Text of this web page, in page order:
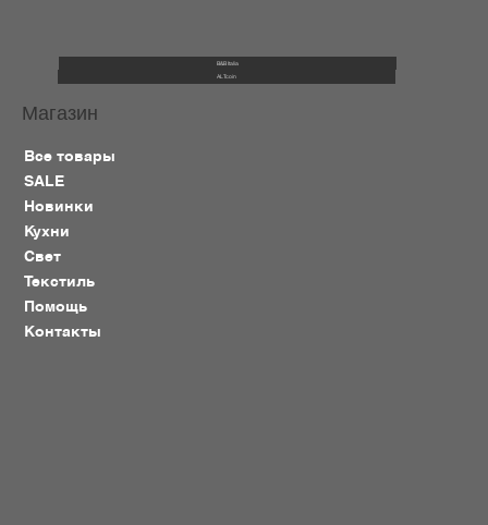
B&B Italia
ALTcoin
Магазин
Все товары
SALE
Новинки
Кухни
Свет
Текстиль
Помощь
Контакты